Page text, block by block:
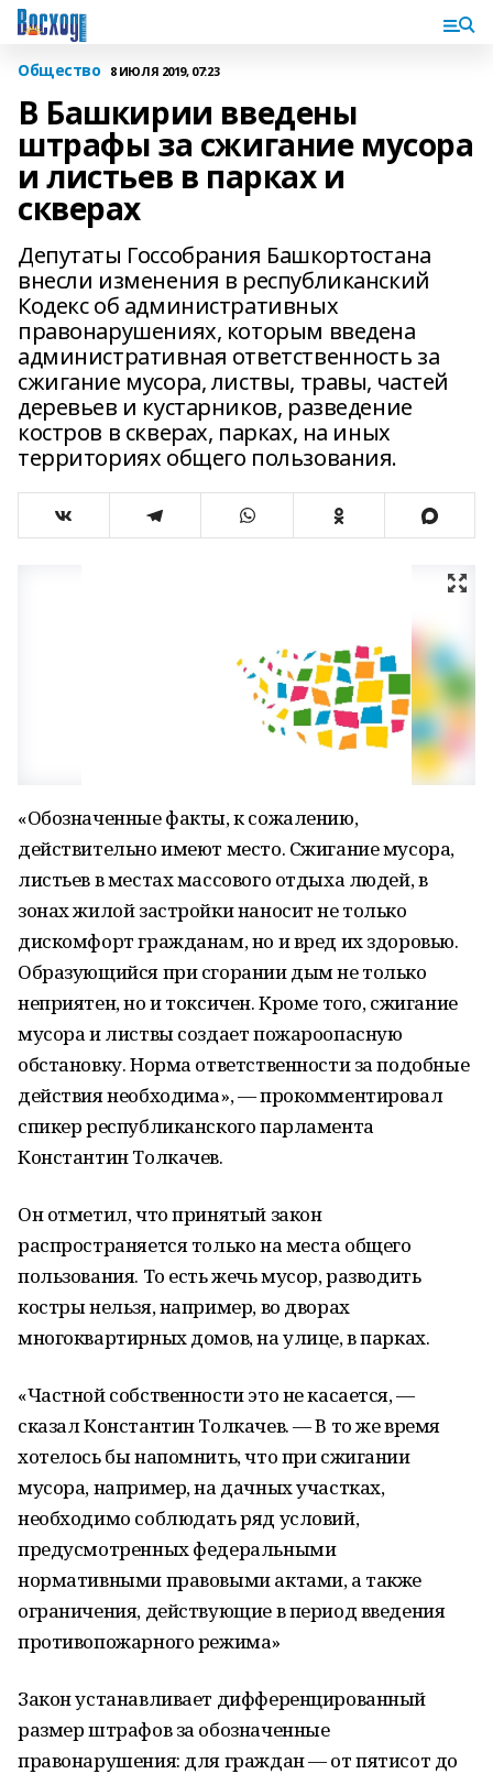
Общество 8 ИЮЛЯ 2019, 07:23
В Башкирии введены
штрафы за сжигание мусора
и листьев в парках и
скверах
Депутаты Госсобрания Башкортостана
внесли изменения в республиканский
Кодекс об административных
правонарушениях, которым введена
административная ответственность за
сжигание мусора, листвы, травы, частей
деревьев и кустарников, разведение
костров в скверах, парках, на иных
территориях общего пользования.
«Обозначенные факты, к сожалению,
действительно имеют место. Сжигание мусора,
листьев в местах массового отдыха людей, в
зонах жилой застройки наносит не только
дискомфорт гражданам, но и вред их здоровью.
Образующийся при сгорании дым не только
неприятен, но и токсичен. Кроме того, сжигание
мусора и листвы создает пожароопасную
обстановку. Норма ответственности за подобные
действия необходима», — прокомментировал
спикер республиканского парламента
Константин Толкачев.
Он отметил, что принятый закон
распространяется только на места общего
пользования. То есть жечь мусор, разводить
костры нельзя, например, во дворах
многоквартирных домов, на улице, в парках.
«Частной собственности это не касается, —
сказал Константин Толкачев. — В то же время
хотелось бы напомнить, что при сжигании
мусора, например, на дачных участках,
необходимо соблюдать ряд условий,
предусмотренных федеральными
нормативными правовыми актами, а также
ограничения, действующие в период введения
противопожарного режима»
Закон устанавливает дифференцированный
размер штрафов за обозначенные
правонарушения: для граждан — от пятисот до